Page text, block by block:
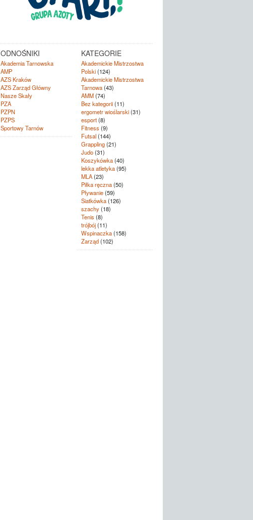
ODNOŚNIKI
Akademia Tarnowska
AMP
AZS Kraków
AZS Zarząd Główny
Nasze Skały
PZA
PZPN
PZPS
Sportowy Tarnów
KATEGORIE
Akademickie Mistrzostwa
Polski(124)
Akademickie Mistrzostwa
Tarnowa(43)
AMM(74)
Bez kategorii(11)
ergometr wioślarski(31)
esport(8)
Fitness (9)
Futsal(144)
Grappling(21)
Judo(31)
Koszykówka(40)
lekka atletyka(95)
MLA(23)
Piłka ręczna(50)
Pływanie(59)
Siatkówka(126)
szachy(18)
Tenis (8)
trójbój(11)
Wspinaczka(158)
Zarząd(102)